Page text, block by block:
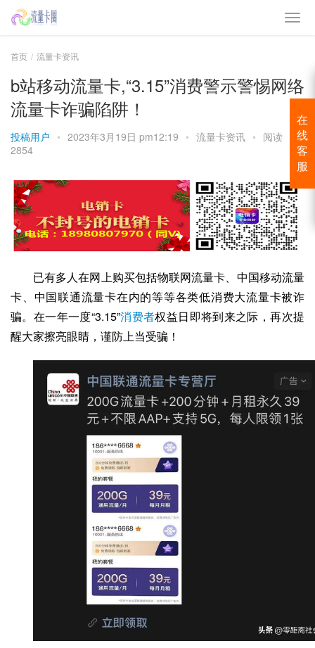
首页 流量卡资讯
b站移动流量卡,“3.15”消费警示警惕网络
流量卡诈骗陷阱！
投稿用户 • 2023年3月19日 pm12:19 • 流量卡资讯 • 阅读
2854
已有多人在网上购买包括物联网流量卡、中国移动流量
卡、 中国联通流量卡在内的等等各类低消费大流量卡被诈
骗。在一年一度“3.15”消费者权益日即将到来之际，再次提
醒大家擦亮眼睛，谨防上当受骗！
在
线
客
服